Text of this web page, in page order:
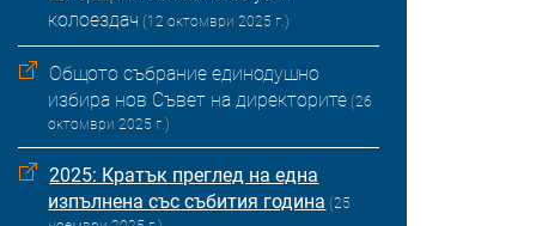
колоездач (12 октомври 2025 г.)
Общото събрание единодушно
избира нов Съвет на директорите (26
октомври 2025 г.)
2025: Кратък преглед на една
изпълнена със събития година (25